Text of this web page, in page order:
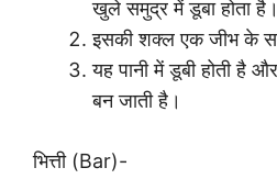
खुले समुद्र में डूबा होता है।
इसकी शक्ल एक जीभ के
यह पानी में डूबी होती है
बन जाती है।
भित्ती (Bar)-